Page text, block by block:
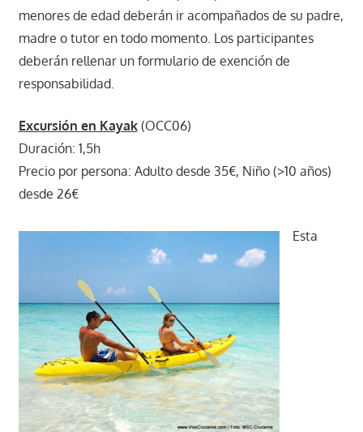
menores de edad deberán ir acompañados de su padre,
madre o tutor en todo momento. Los participantes
deberán rellenar un formulario de exención de
responsabilidad.
Excursión en Kayak(OCC06)
Duración: 1,5h
Precio por persona: Adulto desde 35€, Niño (>10 años)
desde 26€
Esta